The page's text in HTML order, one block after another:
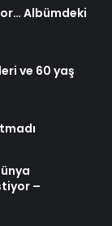
Albümdeki
ve 60 yaş
–